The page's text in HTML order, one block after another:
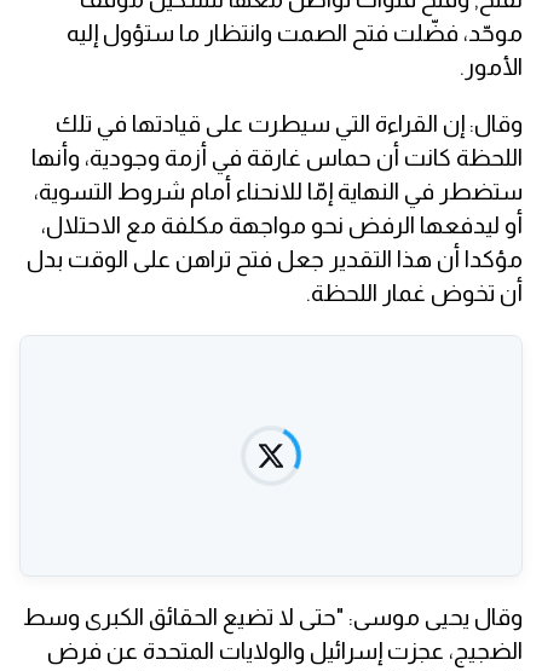
موحّد، فضّلت فتح الصمت وانتظار ما ستؤول إليه
الأمور.
وقال: إن القراءة التي سيطرت على قيادتها في تلك
اللحظة كانت أن حماس غارقة في أزمة وجودية، وأنها
ستضطر في النهاية إمّا للانحناء أمام شروط التسوية،
أو ليدفعها الرفض نحو مواجهة مكلفة مع الاحتلال،
مؤكدا أن هذا التقدير جعل فتح تراهن على الوقت بدل
أن تخوض غمار اللحظة.
وقال يحيى موسى: "حتى لا تضيع الحقائق الكبرى وسط
الضجيج، عجزت إسرائيل والولايات المتحدة عن فرض